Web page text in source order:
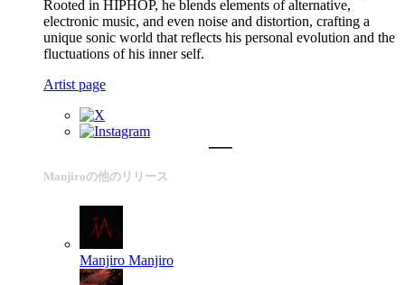
Rooted in HIPHOP, he blends elements of alternative,
electronic music, and even noise and distortion, crafting a
unique sonic world that reflects his personal evolution and the
fluctuations of his inner self.
Artist page
Manjiroの他のリリース
Manjiro Manjiro